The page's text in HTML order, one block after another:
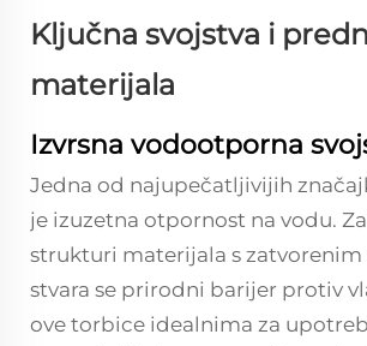
Ključna svojstva i
materijala
Izvrsna vodootporna
Jedna od najupečatljivijih
je izuzetna otpornost na vodu.
strukturi materijala s zatvorenim
stvara se prirodni barijer protiv
ove torbice idealnima za